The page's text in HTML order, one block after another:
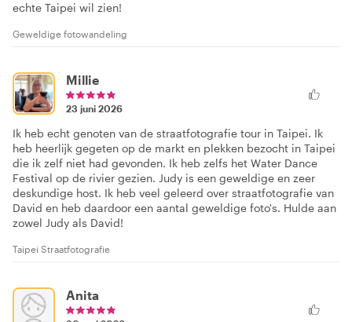
echte Taipei wil zien!
Geweldige fotowandeling
Millie
23 juni 2026
Ik heb echt genoten van de straatfotografie tour in Taipei. Ik
heb heerlijk gegeten op de markt en plekken bezocht in Taipei
die ik zelf niet had gevonden. Ik heb zelfs het Water Dance
Festival op de rivier gezien. Judy is een geweldige en zeer
deskundige host. Ik heb veel geleerd over straatfotografie van
David en heb daardoor een aantal geweldige foto's. Hulde aan
zowel Judy als David!
Taipei Straatfotografie
Anita